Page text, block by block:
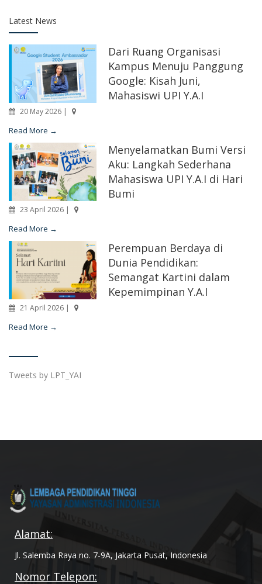
Latest News
Dari Ruang Organisasi
Kampus Menuju Panggung
Google: Kisah Juni,
Mahasiswi UPI Y.A.I
20 May 2026 |
Read More →
Menyelamatkan Bumi Versi
Aku: Langkah Sederhana
Mahasiswa UPI Y.A.I di Hari
Bumi
23 April 2026 |
Read More →
Perempuan Berdaya di
Dunia Pendidikan:
Semangat Kartini dalam
Kepemimpinan Y.A.I
21 April 2026 |
Read More →
Tweets by LPT_YAI
Alamat:
Jl. Salemba Raya no. 7-9A, Jakarta Pusat, Indonesia
Nomor Telepon: